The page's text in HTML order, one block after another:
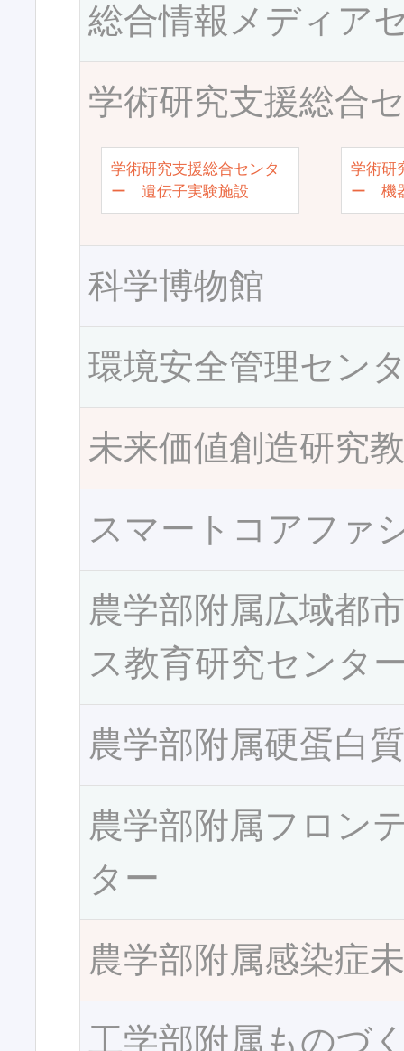
総合情報メディア
学術研究支援総合
学術研究支援総合センタ
ー 遺伝子実験施設
学術研
ー 機
科学博物館
環境安全管理セン
未来価値創造研究
スマートコアファ
農学部附属広域都
ス教育研究センタ
農学部附属硬蛋白
農学部附属フロン
ター
農学部附属感染症
工学部附属ものづ